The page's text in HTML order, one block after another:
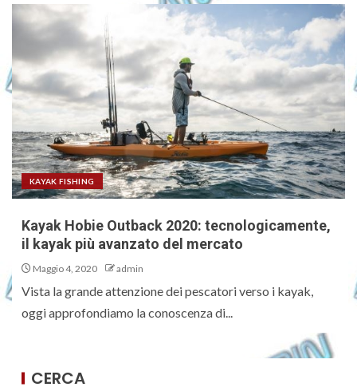
KAYAK FISHING
Kayak Hobie Outback 2020: tecnologicamente,
il kayak più avanzato del mercato
Maggio 4, 2020 admin
Vista la grande attenzione dei pescatori verso i kayak,
oggi approfondiamo la conoscenza di...
CERCA